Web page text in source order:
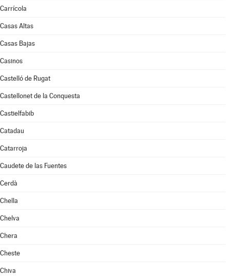
Carrícola
Casas Altas
Casas Bajas
Casinos
Castelló de Rugat
Castellonet de la Conquesta
Castielfabib
Catadau
Catarroja
Caudete de las Fuentes
Cerdà
Chella
Chelva
Chera
Cheste
Chiva